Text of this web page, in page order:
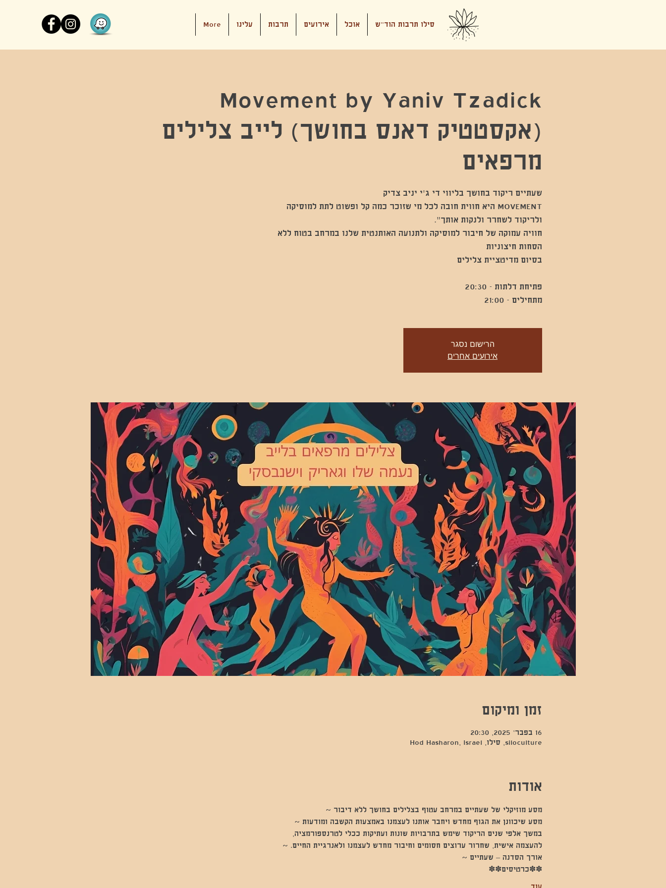
סילו תרבות הוד"ש אוכל אירועים תרבות עלינו More
Movement by Yaniv Tzadick
(אקסטטיק דאנס בחושך) לייב צלילים
מרפאים
MOVEMENT היא חווית חובה לכל מי שזוכר כמה קל ופשוט לתת למוסיקה
חוויה עמוקה של חיבור למוסיקה ולתנועה האותנטית שלנו במרחב בטוח ללא
מתחילים - 21:00
הרישום נסגר
אירועים אחרים
זמן ומיקום
16 בפבר׳ 2025, 20:30
siloculture, סילו, Hod Hasharon, Israel
אודות
מסע מוזיקלי של שעתיים במרחב עטוף בצלילים בחושך ללא דיבור ~
מסע שיכוונן את הגוף מחדש ויחבר אותנו לעצמנו באמצעות הקשבה ומודעות ~
במשך אלפי שנים הריקוד שימש בתרבויות שונות ועתיקות ככלי לטרנספורמציה,
להעצמה אישית, שחרור ערוצים חסומים וחיבור מחדש לעצמנו ולאנרגיית החיים. ~
אורך הסדנה – שעתיים ~
✽✽כרטיסים✽✽
עוד